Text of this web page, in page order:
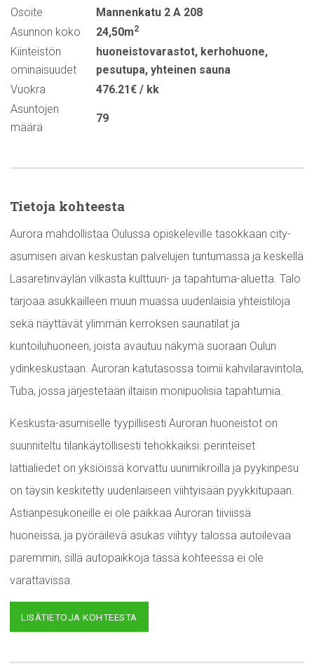
Osoite
Mannenkatu 2 A 208
Asunnon koko
24,50m2
Kiinteistön
ominaisuudet
huoneistovarastot, kerhohuone,
pesutupa, yhteinen sauna
Vuokra
476.21€ / kk
Asuntojen
määrä
79
Tietoja kohteesta
Aurora mahdollistaa Oulussa opiskeleville tasokkaan city-
asumisen aivan keskustan palvelujen tuntumassa ja keskellä
Lasaretinväylän vilkasta kulttuuri- ja tapahtuma-aluetta. Talo
tarjoaa asukkailleen muun muassa uudenlaisia yhteistiloja
sekä näyttävät ylimmän kerroksen saunatilat ja
kuntoiluhuoneen, joista avautuu näkymä suoraan Oulun
ydinkeskustaan. Auroran katutasossa toimii kahvilaravintola,
Tuba, jossa järjestetään iltaisin monipuolisia tapahtumia.
Keskusta-asumiselle tyypillisesti Auroran huoneistot on
suunniteltu tilankäytöllisesti tehokkaiksi: perinteiset
lattialiedet on yksiöissä korvattu uunimikroilla ja pyykinpesu
on täysin keskitetty uudenlaiseen viihtyisään pyykkitupaan.
Astianpesukoneille ei ole paikkaa Auroran tiiviissä
huoneissa, ja pyöräilevä asukas viihtyy talossa autoilevaa
paremmin, sillä autopaikkoja tässä kohteessa ei ole
varattavissa.
LISÄTIETOJA KOHTEESTA